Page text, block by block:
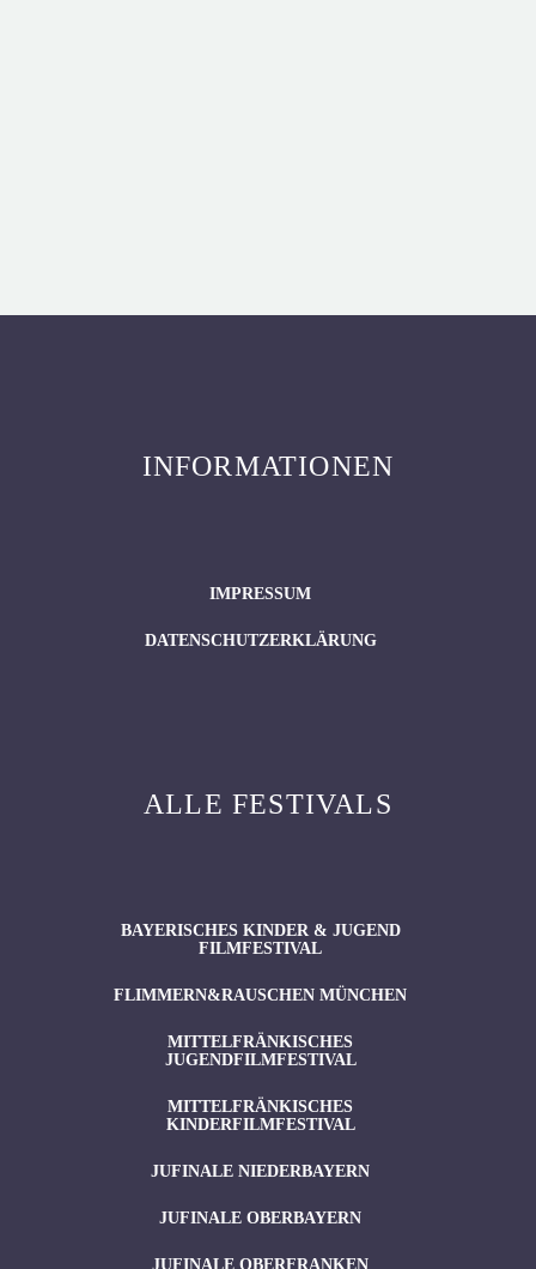
INFORMATIONEN
IMPRESSUM
DATENSCHUTZERKLÄRUNG
ALLE FESTIVALS
BAYERISCHES KINDER & JUGEND
FILMFESTIVAL
FLIMMERN&RAUSCHEN MÜNCHEN
MITTELFRÄNKISCHES
JUGENDFILMFESTIVAL
MITTELFRÄNKISCHES
KINDERFILMFESTIVAL
JUFINALE NIEDERBAYERN
JUFINALE OBERBAYERN
JUFINALE OBERFRANKEN